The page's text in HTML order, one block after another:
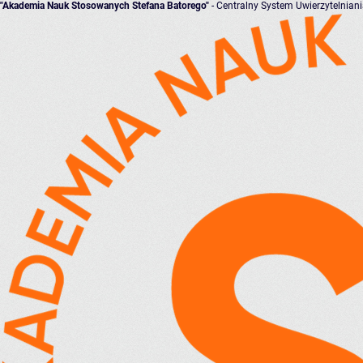
"Akademia Nauk Stosowanych Stefana Batorego" - Centralny System